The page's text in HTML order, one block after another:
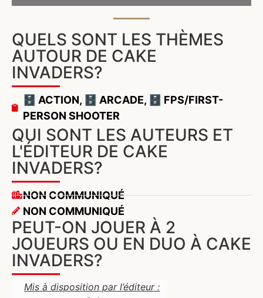
QUELS SONT LES THÈMES
AUTOUR DE CAKE
INVADERS?
🗄️ ACTION, 🗄️ ARCADE,
🗄️ FPS/FIRST-
PERSON SHOOTER
QUI SONT LES AUTEURS ET
L'ÉDITEUR DE CAKE
INVADERS?
NON COMMUNIQUÉ
NON COMMUNIQUÉ
PEUT-ON JOUER À 2
JOUEURS OU EN DUO À CAKE
INVADERS?
Mis à disposition par l’éditeur :